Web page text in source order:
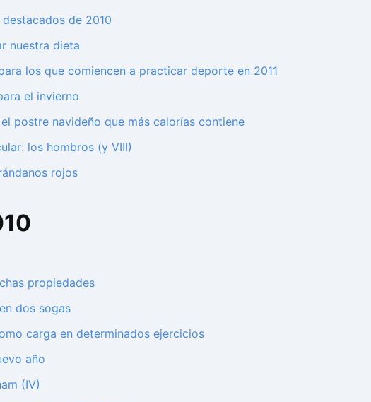
de 2010
nuestra dieta
los que comiencen a practicar deporte en 2011
el invierno
postre navideño que más calorías contiene
los hombros (y VIII)
rojos
propiedades
dos sogas
carga en determinados ejercicios
año
(IV)